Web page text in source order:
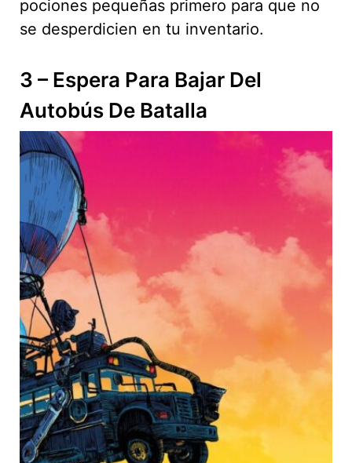
pociones pequeñas primero para que no
se desperdicien en tu inventario.
3 – Espera Para Bajar Del
Autobús De Batalla